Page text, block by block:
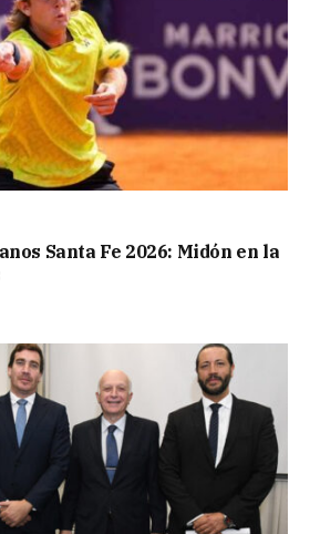
Santa Fe 2026: Midón en la